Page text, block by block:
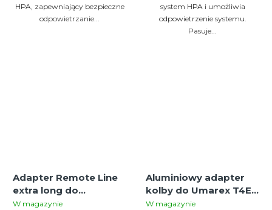
HPA, zapewniający bezpieczne
odpowietrzanie...
system HPA i umożliwia
odpowietrzenie systemu.
Pasuje...
Adapter Remote Line
extra long do
podłączenia butli HPA |
W magazynie
Aluminiowy adapter
kolby do Umarex T4E
HDR50, HDP50, HDR68
W magazynie